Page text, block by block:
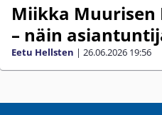
Miikka Muurisen
– näin
Eetu Hellsten | 26.06.2026 19:56